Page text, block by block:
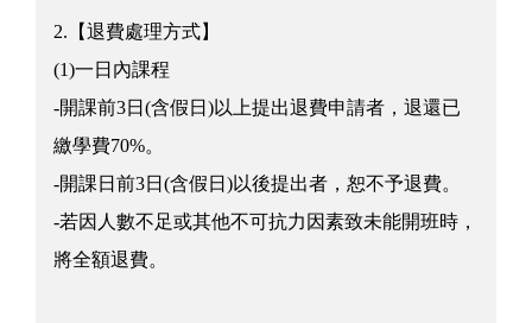
2.【退費處理方式】
(1)一日內課程
-開課前3日(含假日)以上提出退費申請者，退還已
繳學費70%。
-開課日前3日(含假日)以後提出者，恕不予退費。
-若因人數不足或其他不可抗力因素致未能開班時，
將全額退費。